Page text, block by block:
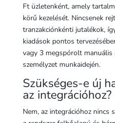
Ft üzletenként, amely
körű kezelését. Nincsenek
tranzakciónkénti jutalékok,
kiadások pontos
vagy 3 megspórolt
személyzet munkaidején.
Szükséges-e új
az integrációhoz?
Nem, az integrációhoz nincs